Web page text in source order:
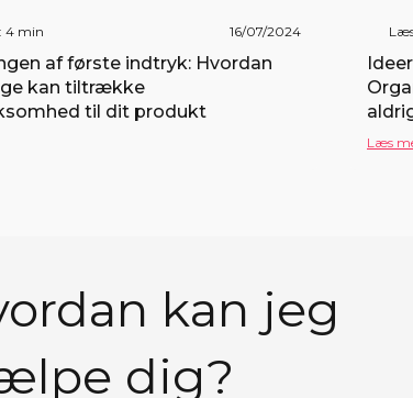
4 min 16/07/2024
af første indtryk: Hvordan
kan tiltrække
til dit produkt
Læs
kan jeg
dig?